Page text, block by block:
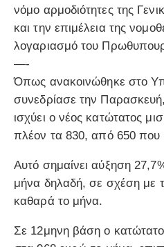
νόμο αρμοδιότητες της
και την επιμέλεια της
λογαριασμό του
—-
Όπως ανακοινώθηκε στο
συνεδρίασε την
ισχύει ο νέος κατώτατος
πλέον τα 830, από 650 που
Αυτό σημαίνει αύξηση
μήνα δηλαδή, σε σχέση με
καθαρά το μήνα.
Σε 12μηνη βάση ο